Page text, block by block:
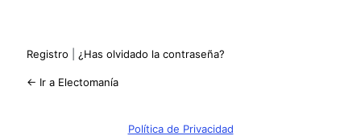
Registro ¿Has olvidado la contraseña?
← Ir a Electomanía
Política de Privacidad